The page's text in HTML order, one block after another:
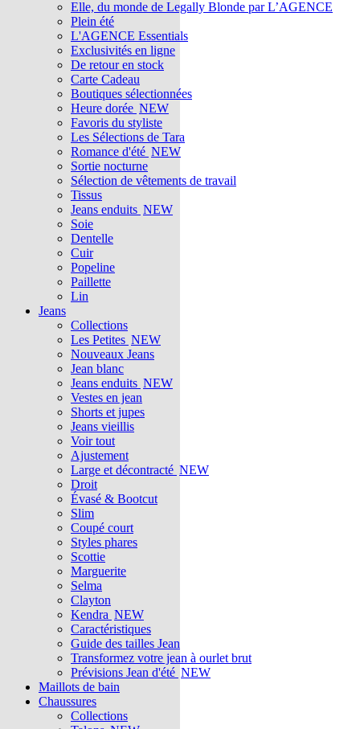
Elle, du monde de Legally Blonde par L’AGENCE
Plein été
L'AGENCE Essentials
Exclusivités en ligne
De retour en stock
Carte Cadeau
Boutiques sélectionnées
Heure dorée NEW
Favoris du styliste
Les Sélections de Tara
Romance d'été NEW
Sortie nocturne
Sélection de vêtements de travail
Tissus
Jeans enduits NEW
Soie
Dentelle
Cuir
Popeline
Paillette
Lin
Jeans
Collections
Les Petites NEW
Nouveaux Jeans
Jean blanc
Jeans enduits NEW
Vestes en jean
Shorts et jupes
Jeans vieillis
Voir tout
Ajustement
Large et décontracté NEW
Droit
Évasé & Bootcut
Slim
Coupé court
Styles phares
Scottie
Marguerite
Selma
Clayton
Kendra NEW
Caractéristiques
Guide des tailles Jean
Transformez votre jean à ourlet brut
Prévisions Jean d'été NEW
Maillots de bain
Chaussures
Collections